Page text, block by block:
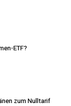
ETF?
zum Nulltarif